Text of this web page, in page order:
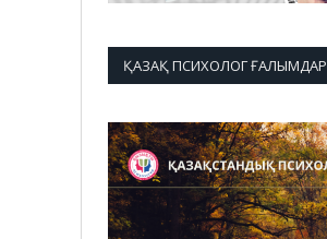
ҚАЗАҚ ПСИХОЛОГ ҒАЛЫМДАР